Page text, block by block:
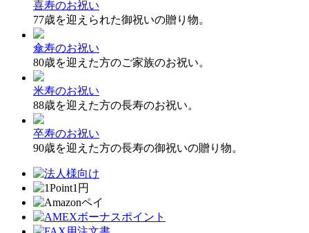
喜寿のお祝い
77歳を迎えられた御祝いの贈り物。
傘寿のお祝い
80歳を迎えた方のご家族のお祝い。
米寿のお祝い
88歳を迎えた方の長寿のお祝い。
卒寿のお祝い
90歳を迎えた方の長寿の御祝いの贈り物。